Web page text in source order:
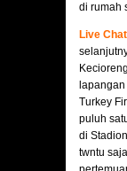
di rumah
Live
Turkey
puluh
di
twntu